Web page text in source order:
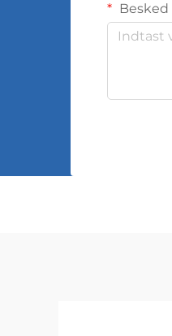
Besked